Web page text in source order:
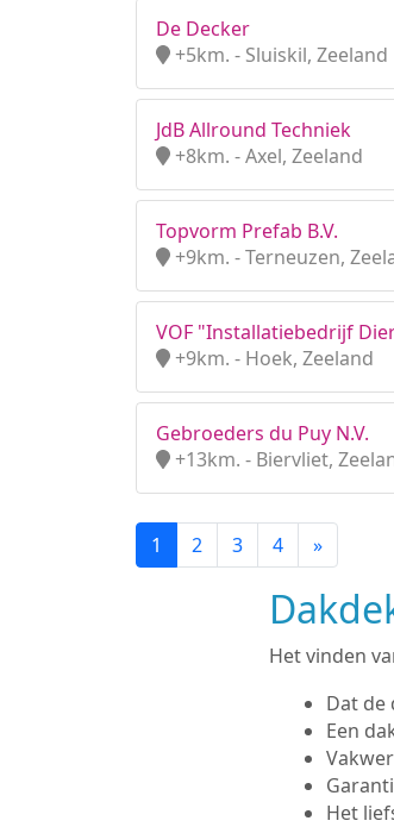
De Decker
+5km. - Sluiskil, Zeeland
JdB Allround Techniek
+8km. - Axel, Zeeland
Topvorm Prefab B.V.
+9km. - Terneuzen,
VOF "Installatiebedrijf
+9km. - Hoek, Zeeland
Gebroeders du Puy N.V.
+13km. - Biervliet,
1 2 3 4 »
Het vinden
Dat de
Een
Het